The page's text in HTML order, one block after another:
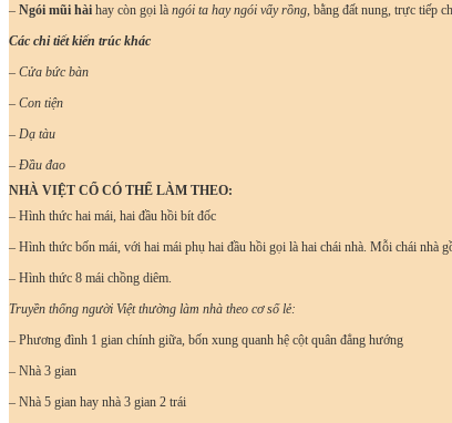
– Ngói mũi hài hay còn gọi là ngói ta hay ngói vẩy rồng, bằng đất nung, trực tiếp
Các chi tiết kiến trúc khác
– Cửa bức bàn
– Con tiện
– Dạ tàu
– Đầu đao
NHÀ VIỆT CỔ CÓ THỂ LÀM THEO:
– Hình thức hai mái, hai đầu hồi bít đốc
– Hình thức bốn mái, với hai mái phụ hai đầu hồi gọi là hai chái nhà. Mỗi chái nhà
– Hình thức 8 mái chồng diêm.
Truyền thống người Việt thường làm nhà theo cơ số lẻ:
– Phương đình 1 gian chính giữa, bốn xung quanh hệ cột quân đẳng hướng
– Nhà 3 gian
– Nhà 5 gian hay nhà 3 gian 2 trái